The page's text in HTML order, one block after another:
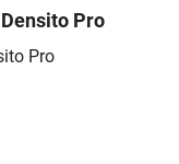
Pro
Pro